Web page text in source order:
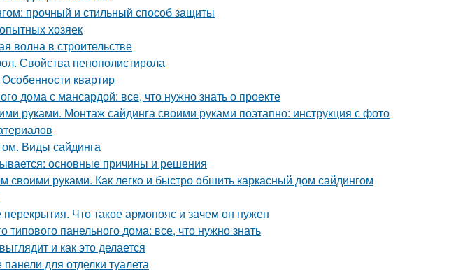
прочный и стильный способ защиты
хозяек
волна в строительстве
Свойства пенополистирола
квартир
дома с мансардой: все, что нужно знать о проекте
руками. Монтаж сайдинга своими руками поэтапно: инструкция с фото
Виды сайдинга
основные причины и решения
своими руками. Как легко и быстро обшить каркасный дом сайдингом
Что такое армопояс и зачем он нужен
типового панельного дома: все, что нужно знать
и как это делается
для отделки туалета